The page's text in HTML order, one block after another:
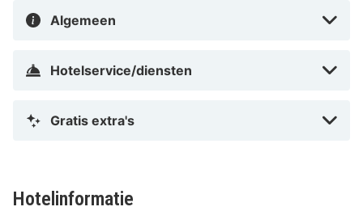
Algemeen
Hotelservice/diensten
Gratis extra's
Hotelinformatie